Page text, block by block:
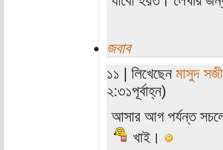
জবাব
১১ | লিখেছেন মাসুদ
২:৩১পূর্বাহ্ন)
আসার আগ পর্যন্ত
খাই।